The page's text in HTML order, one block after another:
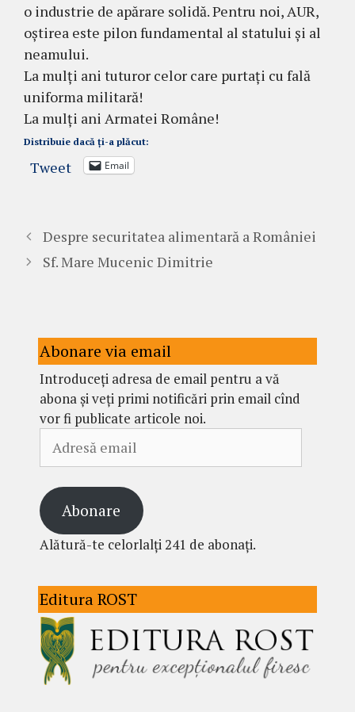
o industrie de apărare solidă. Pentru noi, AUR,
oștirea este pilon fundamental al statului și al
neamului.
La mulți ani tuturor celor care purtați cu fală
uniforma militară!
La mulți ani Armatei Române!
Distribuie dacă ți-a plăcut:
Tweet Email
Despre securitatea alimentară a României
Sf. Mare Mucenic Dimitrie
Abonare via email
Introduceți adresa de email pentru a vă
abona și veți primi notificări prin email cînd
vor fi publicate articole noi.
email
Abonare
Alătură-te celorlalți 241 de abonați.
Editura ROST